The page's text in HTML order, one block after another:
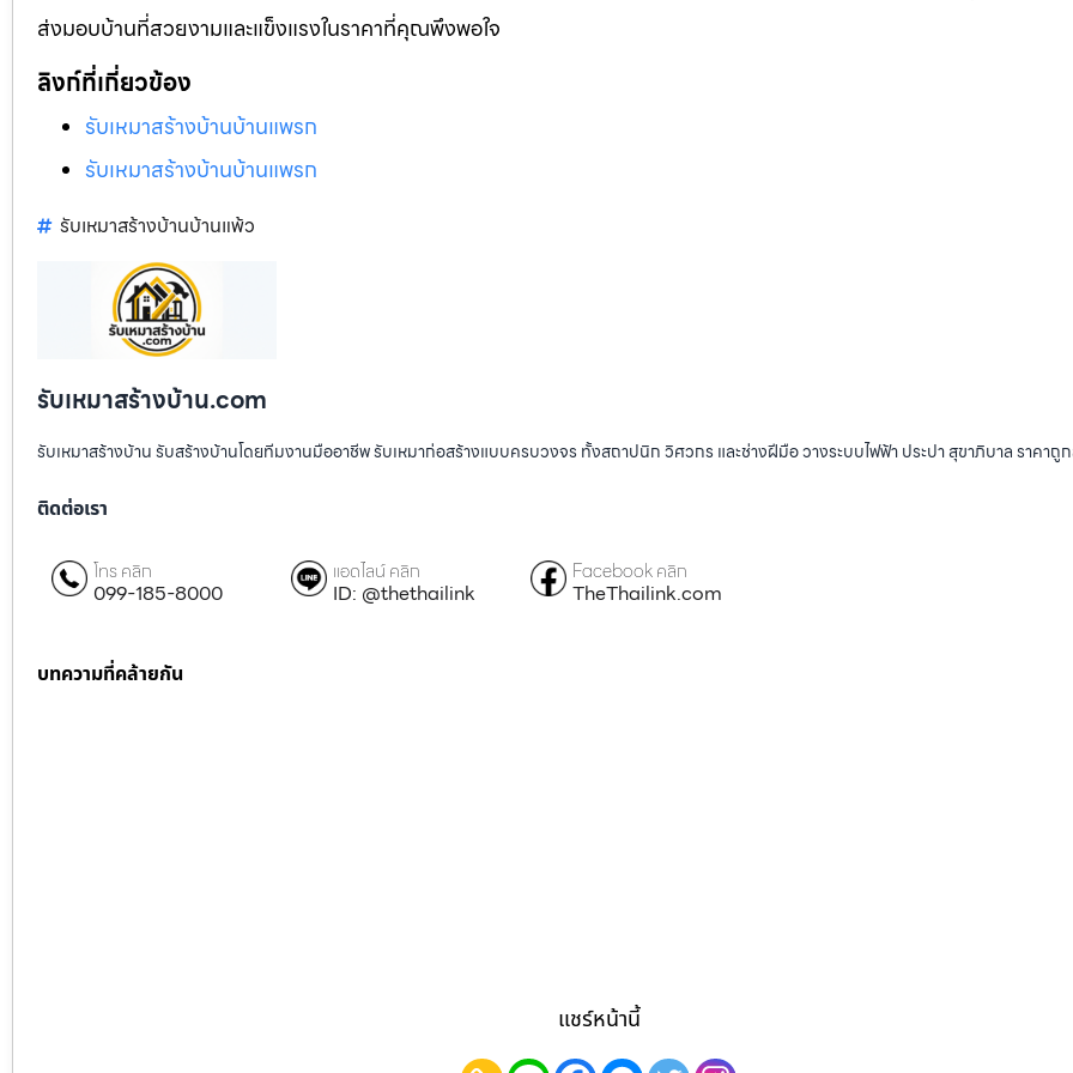
ส่งมอบบ้านที่สวยงามและแข็งแรงในราคาที่คุณพึงพอใจ
ลิงก์ที่เกี่ยวข้อง
รับเหมาสร้างบ้านบ้านแพรก
รับเหมาสร้างบ้านบ้านแพรก
รับเหมาสร้างบ้านบ้านแพ้ว
รับเหมาสร้างบ้าน.com
รับเหมาสร้างบ้าน รับสร้างบ้านโดยทีมงานมืออาชีพ รับเหมาก่อสร้างแบบครบวงจร ทั้งสถาปนิก วิศวกร และช่างฝีมือ วางระบบไฟฟ้า ประปา สุขาภิบาล ราคาถู
ติดต่อเรา
โทร คลิก
099-185-8000
แอดไลน์ คลิก
ID: @thethailink
Facebook คลิก
TheThailink.com
บทความที่คล้ายกัน
แชร์หน้านี้